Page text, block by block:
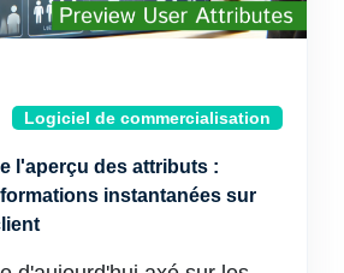
Logiciel de commercialisation
l'aperçu des attributs :
instantanées sur